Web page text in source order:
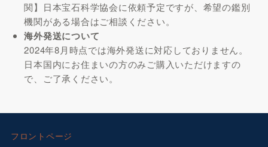
関】日本宝石科学協会に依頼予定ですが、希望の鑑別
機関がある場合はご相談ください。
海外発送について
2024年8月時点では海外発送に対応しておりません。
日本国内にお住まいの方のみご購入いただけますの
で、ご了承ください。
フロントページ